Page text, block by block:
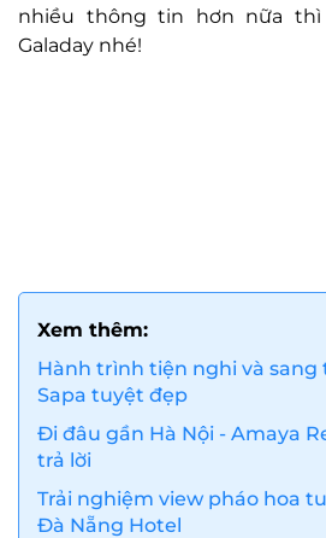
nhiều thông tin hơn nữa
Galaday nhé!
Xem thêm:
Hành trình tiện nghi và
Sapa tuyệt đẹp
Đi đâu gần Hà Nội - Amaya
trả lời
Trải nghiệm view pháo hoa
Đà Nẵng Hotel